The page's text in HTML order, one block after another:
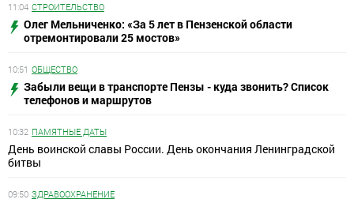
11:04 СТРОИТЕЛЬСТВО
Олег Мельниченко: «За 5 лет в Пензенской области
отремонтировали 25 мостов»
10:51 ОБЩЕСТВО
Забыли вещи в транспорте Пензы - куда звонить? Список
телефонов и маршрутов
10:32 ПАМЯТНЫЕ ДАТЫ
День воинской славы России. День окончания Ленинградской
битвы
09:50 ЗДРАВООХРАНЕНИЕ